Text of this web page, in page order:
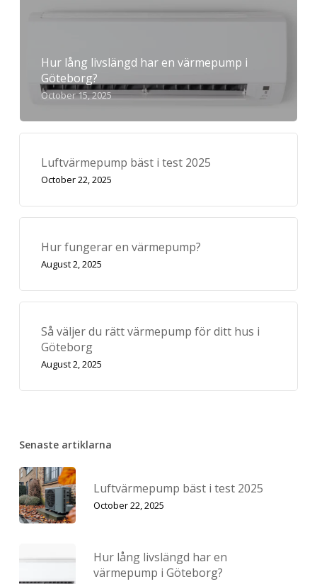
Hur lång livslängd har en värmepump i
Göteborg?
October 15, 2025
Luftvärmepump bäst i test 2025
October 22, 2025
Hur fungerar en värmepump?
August 2, 2025
Så väljer du rätt värmepump för ditt hus i
Göteborg
August 2, 2025
Senaste artiklarna
Luftvärmepump bäst i test 2025
October 22, 2025
Hur lång livslängd har en
värmepump i Göteborg?